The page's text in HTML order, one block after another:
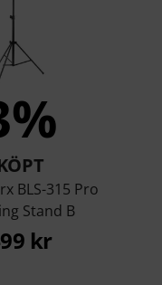
BLS-315 Pro
Stand B
kr